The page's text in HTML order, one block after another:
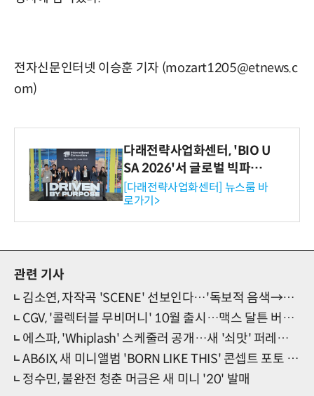
전자신문인터넷 이승훈 기자 (mozart1205@etnews.c
om)
다래전략사업화센터, 'BIO U
SA 2026'서 글로벌 빅파마
와의 비즈니스 미팅 지원…K
-바이오 해외 진출 교두보 확
보
[다래전략사업화센터] 뉴스룸 바
로가기>
관련 기사
김소연, 자작곡 'SCENE' 선보인다…'독보적 음색→깊어진 감정선'
CGV, '콜렉터블 무비머니' 10월 출시…맥스 달튼 버전 첫선
에스파, 'Whiplash' 스케줄러 공개…새 '쇠맛' 퍼레이드 초읽기
AB6IX, 새 미니앨범 'BORN LIKE THIS' 콘셉트 포토 공개…훈훈
정수민, 불완전 청춘 머금은 새 미니 '20' 발매